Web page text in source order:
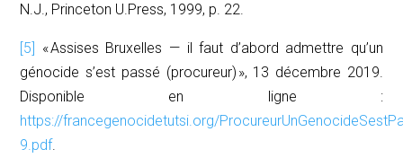
N.J., Princeton U.Press, 1999, p. 22.
[5]
« Assises Bruxelles — il faut d’abord admettre qu’un
génocide s’est passé (procureur) », 13 décembre 2019.
Disponible en ligne :
https://francegenocidetutsi.org/
9.pdf.